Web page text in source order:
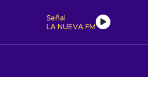
Señal
LA NUEVA FM